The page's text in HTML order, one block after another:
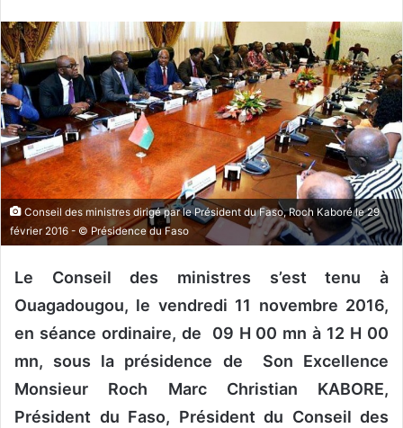
o
y
e
r
u
n
c
o
u
e
l
Conseil des ministres dirigé par le Président du Faso, Roch Kaboré le 29
février 2016 - © Présidence du Faso
Le Conseil des ministres s’est tenu à
Ouagadougou, le vendredi 11 novembre 2016,
en séance ordinaire, de 09 H 00 mn à 12 H 00
mn, sous la présidence de Son Excellence
Monsieur Roch Marc Christian KABORE,
Président du Faso, Président du Conseil des